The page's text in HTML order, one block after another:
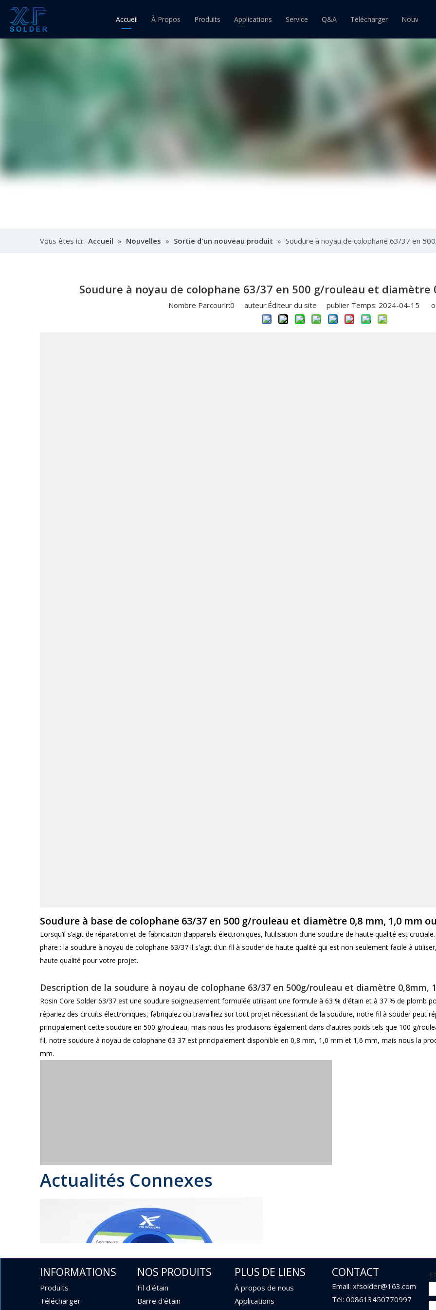
Accueil À Propos Produits
Fil à souder étain-plomb
Barre de soudure étain-plomb
Pâte à souder étain
Pâte à souder étain-plomb
Applications Service Q&A Télécharger Nouvelles
Vous êtes ici: Accueil » Nouvelles » Sortie d'un nouveau produit » Soudure à noyau de colophane 63/37 en
Soudure à noyau de colophane 63/37 en 500 g/rouleau et diamètre
Nombre Parcourir:0 auteur:Éditeur du site publier Temps: 2024-04-15
Soudure à base de colophane 63/37 en 500 g/rouleau et diamètre 0,8 mm, 1,0 mm
Lorsqu’il s’agit de réparation et de fabrication d’appareils électroniques, l’utilisation d’une soudure de haute qualité est
phare : la soudure à noyau de colophane 63/37.Il s'agit d'un fil à souder de haute qualité qui est non seulement facile à
haute qualité pour votre projet.
Description de la soudure à noyau de colophane 63/37 en 500g/rouleau et diamètre 0,8mm,
Rosin Core Solder 63/37 est une soudure soigneusement formulée utilisant une formule à 63 % d'étain et à 37 % de plomb
répariez des circuits électroniques, fabriquiez ou travailliez sur tout projet nécessitant de la soudure, notre fil à souder peut
principalement cette soudure en 500 g/rouleau, mais nous les produisons également dans d'autres poids tels que 100 g/
fil, notre soudure à noyau de colophane 63 37 est principalement disponible en 0,8 mm, 1,0 mm et 1,6 mm, mais nous la
mm.
Actualités Connexes
INFORMATIONS
Produits
Télécharger
NOS PRODUITS
Fil d'étain
Barre d'étain
PLUS DE LIENS
À propos de nous
Applications
CONTACT
Email: xfsolder@163.com
Tél: 008613450770997